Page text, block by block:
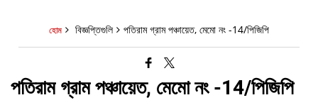
হোম বিজ্ঞপ্তিগুলি পতিরাম গ্রাম পঞ্চায়েত, মেমো নং -14/পিজিপি
পতিরাম গ্রাম পঞ্চায়েত, মেমো নং -14/পিজিপি